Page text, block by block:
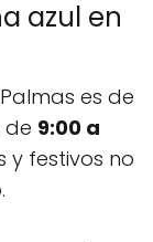
azul en
es de
de 9:00 a
y festivos no